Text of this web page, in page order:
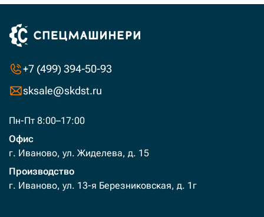
+7 (499) 394-50-93
sksale@skdst.ru
Пн-Пт 8:00–17:00
Офис
г. Иваново, ул. Жиделева, д. 15
Производство
г. Иваново, ул. 13-я Березниковская, д. 1г